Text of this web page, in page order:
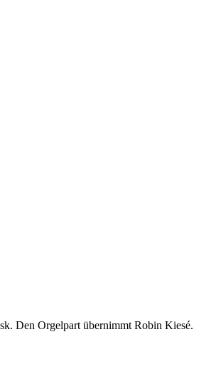
Den Orgelpart übernimmt Robin Kiesé.